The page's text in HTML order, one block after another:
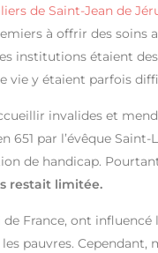
de Saint-Jean de
à offrir des soins
institutions étaient des
vie y étaient parfois
invalides et
651 par l’évêque
de handicap.
restait limitée.
France, ont influencé
pauvres. Cependant,